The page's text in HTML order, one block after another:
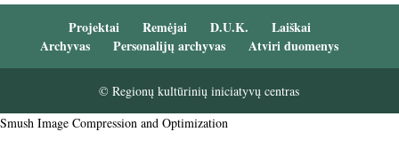
Projektai Remėjai D.U.K.
Laiškai
Archyvas
Personalijų archyvas Atviri duomenys
© Regionų kultūrinių iniciatyvų centras
Smush Image Compression and Optimization